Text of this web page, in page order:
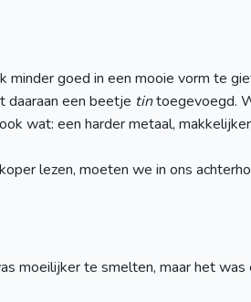
goed in een mooie vorm te
daaraan een beetje tintoegevoegd.
wat: een harder metaal,
lezen, moeten we in ons
moeilijker te smelten, maar het